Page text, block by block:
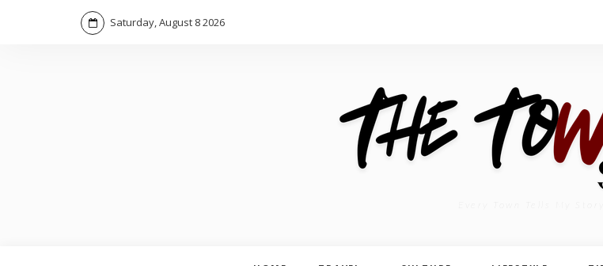
Saturday, August 8 2026